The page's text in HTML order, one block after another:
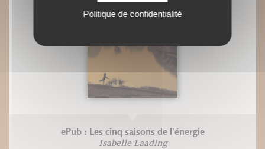
ePub : Les cinq saisons de l'énergie
Isabelle Laading
Politique de confidentialité